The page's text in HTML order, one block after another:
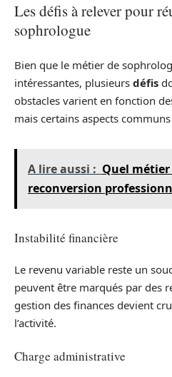
Les défis à relever pour
sophrologue
Bien que le métier de
intéressantes, plusieurs défis
obstacles varient en fonction
mais certains aspects
A lire aussi : Quel
reconversion
Instabilité financière
Le revenu variable reste un
peuvent être marqués par des
gestion des finances devient
l’activité.
Charge administrative